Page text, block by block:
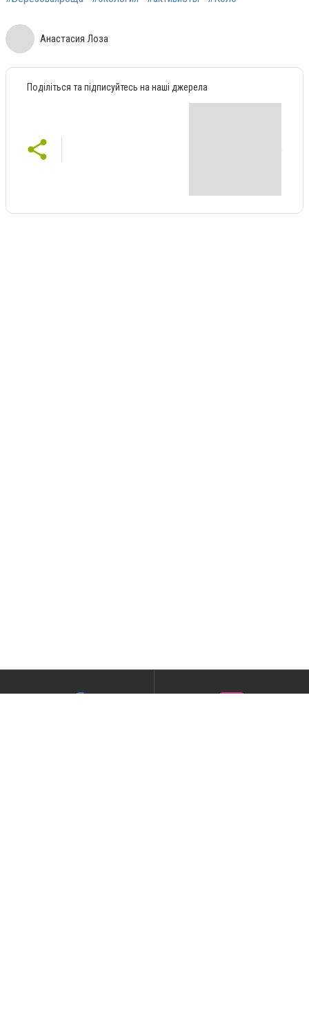
Анастасия Лоза
Поділіться та підписуйтесь на наші джерела